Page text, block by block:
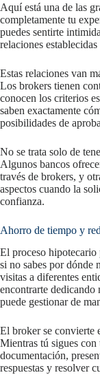
Aquí está una de las
completamente tu
puedes sentirte
relaciones
Estas relaciones van
Los brokers tienen
conocen los criterios
saben exactamente
posibilidades de
No se trata solo de
Algunos bancos
través de brokers, y
aspectos cuando la
confianza.
Ahorro de tiempo y
El proceso hipotecario
si no sabes por dónde
visitas a diferentes
encontrarte dedicando
puede gestionar de
El broker se convierte
Mientras tú sigues
documentación,
respuestas y resolver